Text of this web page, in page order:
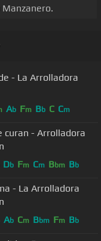
- La Arrolladora
Ab Fm Bb C Cm
curan - Arrolladora
Db Fm Cm Bbm Bb
- La Arrolladora
Ab Cm Bbm Fm Bb